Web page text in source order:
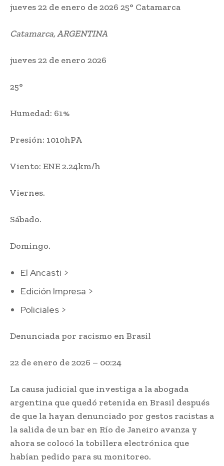
jueves 22 de enero de 2026 25° Catamarca
Catamarca, ARGENTINA
jueves 22 de enero 2026
25°
Humedad: 61%
Presión: 1010hPA
Viento: ENE 2.24km/h
Viernes.
Sábado.
Domingo.
El Ancasti >
Edición Impresa >
Policiales >
Denunciada por racismo en Brasil
22 de enero de 2026 – 00:24
La causa judicial que investiga a la abogada
argentina que quedó retenida en Brasil después
de que la hayan denunciado por gestos racistas a
la salida de un bar en Río de Janeiro avanza y
ahora se colocó la tobillera electrónica que
habían pedido para su monitoreo.